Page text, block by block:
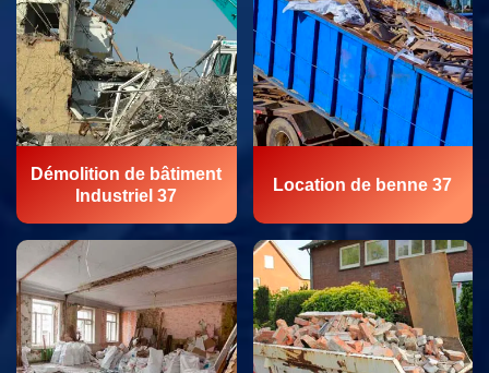
Démolition de bâtiment
Industriel 37
Location de benne 37